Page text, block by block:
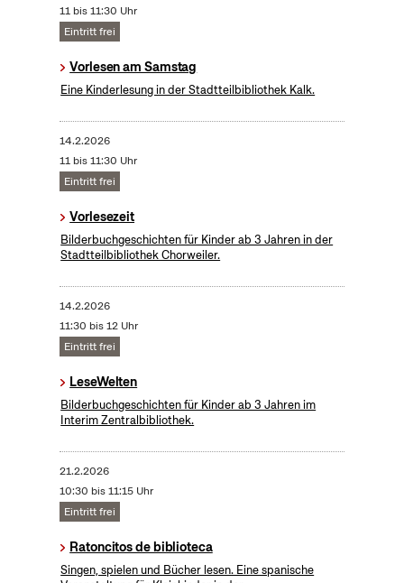
11 bis 11:30 Uhr
Eintritt frei
Vorlesen am Samstag
Eine Kinderlesung in der Stadtteilbibliothek Kalk.
14.2.2026
11 bis 11:30 Uhr
Eintritt frei
Vorlesezeit
Bilderbuchgeschichten für Kinder ab 3 Jahren in der
Stadtteilbibliothek Chorweiler.
14.2.2026
11:30 bis 12 Uhr
Eintritt frei
LeseWelten
Bilderbuchgeschichten für Kinder ab 3 Jahren im
Interim Zentralbibliothek.
21.2.2026
10:30 bis 11:15 Uhr
Eintritt frei
Ratoncitos de biblioteca
Singen, spielen und Bücher lesen. Eine spanische